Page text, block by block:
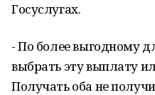
Госуслугах.
- По более выгодному
выбрать эту выплату
Получать оба не